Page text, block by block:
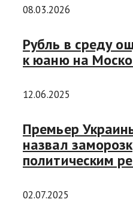
08.03.2026
Рубль в среду
к юаню на
12.06.2025
Премьер
назвал
политическим
02.07.2025